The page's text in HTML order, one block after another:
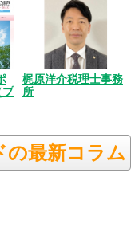
プ
梶原洋介税理士事務
所
の最新コラム